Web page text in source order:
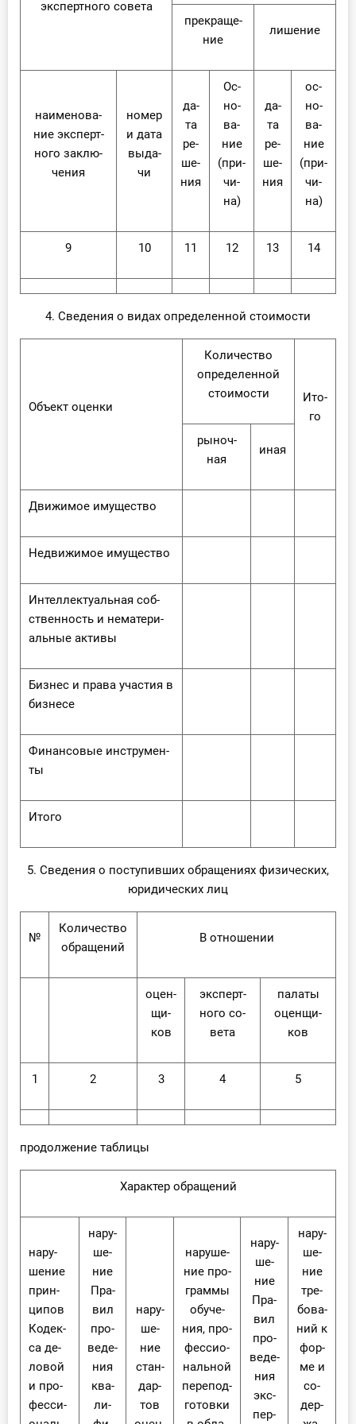
экс­перт­но­го со­ве­та
пре­кра­ще­
ние
ли­ше­ние
на­име­но­ва­
ние экс­перт­
но­го за­клю­
че­ния
но­мер
и да­та
вы­да­
чи
да­
та
ре­
ше­
ния
Ос­
но­
ва­
ние
(при­
чи­
на)
да­
та
ре­
ше­
ния
ос­
но­
ва­
ние
(при­
чи­
на)
9 10 11 12 13 14
4. Сведения о видах определенной стоимости
Объ­ект оцен­ки
Ко­ли­че­ство
опре­де­лен­ной
сто­и­мо­сти
Ито­
го
ры­ноч­
ная
иная
Дви­жи­мое иму­ще­ство
Недви­жи­мое иму­ще­ство
Ин­тел­лек­ту­аль­ная соб­
ствен­ность и нема­те­ри­
аль­ные ак­ти­вы
Биз­нес и пра­ва уча­стия в
биз­не­се
Фи­нан­со­вые ин­стру­мен­
ты
Ито­го
5. Сведения о поступивших обращениях физических,
юридических лиц
№
Ко­ли­че­ство
об­ра­ще­ний
В от­но­ше­нии
оцен­
щи­
ков
экс­перт­
но­го со­
ве­та
па­ла­ты
оцен­щи­
ков
1 2 3 4 5
продолжение таблицы
Ха­рак­тер об­ра­ще­ний
на­ру­
ше­ние
прин­
ци­пов
Ко­дек­
са де­
ло­вой
и про­
фес­си­
на­ру­
ше­
ние
Пра­
вил
про­
ве­де­
ния
ква­
ли­
на­ру­
ше­
ние
стан­
дар­
тов
на­ру­ше­
ние про­
грам­мы
обу­че­
ния, про­
фес­си­о­
наль­ной
пе­ре­под­
го­тов­ки
на­ру­
ше­
ние
Пра­
вил
про­
ве­де­
ния
экс­
пер­
на­ру­
ше­
ние
тре­
бо­ва­
ний к
фор­
ме и
со­
дер­